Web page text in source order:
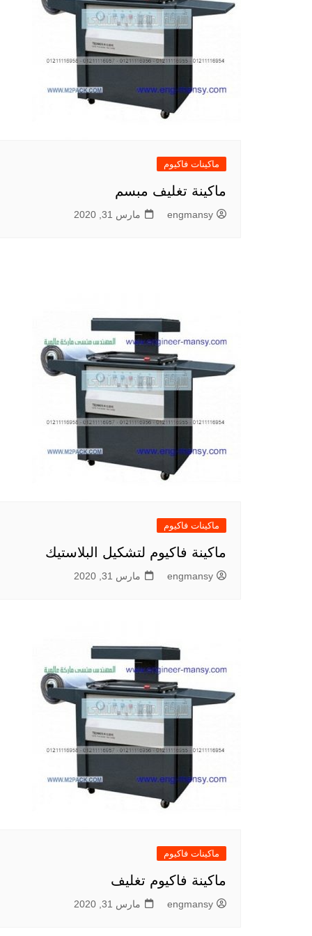
ماكينات فاكيوم
ماكينة تغليف مبسم
engmansy مارس 31, 2020
ماكينات فاكيوم
ماكينة فاكيوم لتشكيل البلاستيك
engmansy مارس 31, 2020
ماكينات فاكيوم
ماكينة فاكيوم تغليف
engmansy مارس 31, 2020